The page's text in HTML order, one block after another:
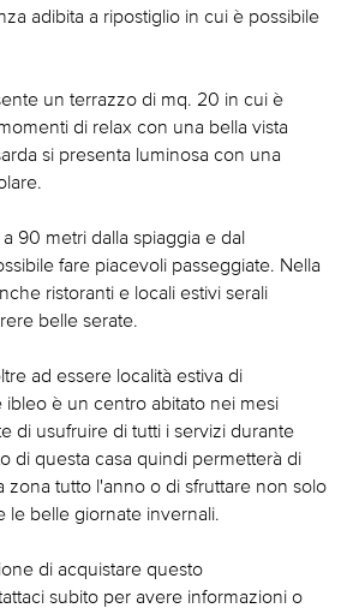
adibita a ripostiglio in cui è possibile
un terrazzo di mq. 20 in cui è
di relax con una bella vista
si presenta luminosa con una
90 metri dalla spiaggia e dal
fare piacevoli passeggiate. Nella
ristoranti e locali estivi serali
belle serate.
ad essere località estiva di
ibleo è un centro abitato nei mesi
di usufruire di tutti i servizi durante
di questa casa quindi permetterà di
zona tutto l'anno o di sfruttare non solo
le belle giornate invernali.
di acquistare questo
subito per avere informazioni o